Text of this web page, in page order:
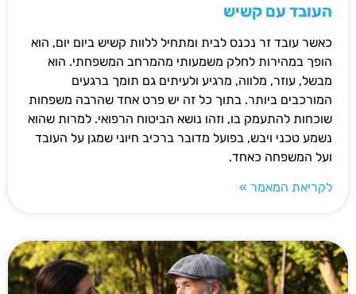
העובד עם קשיש
כאשר עובד זר נכנס לבית ומתחיל ללוות קשיש ביום יום, הוא
הופך במהירות לחלק משמעותי מהמרחב המשפחתי. הוא
מבשל, עוזר, מלווה, מרגיע ולעיתים גם תומך ברגעים
המורכבים ביותר. בתוך כל זה יש פרט אחד שהרבה משפחות
שוכחות להתעמק בו, וזהו נושא הביטוח הרפואי. למרות שהוא
נשמע טכני ויבש, בפועל מדובר ברכיב חיוני שמגן על העובד
ועל המשפחה כאחד.
לקריאת המאמר »